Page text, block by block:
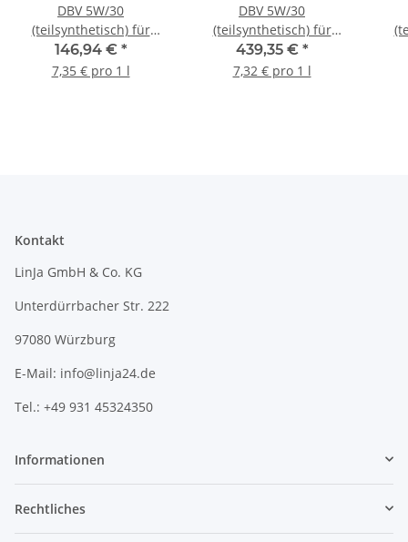
DBV 5W/30
(teilsynthetisch) für
FORD 913D 4 x 5-Liter-
Kanister
146,94 € *
7,35 € pro 1 l
DBV 5W/30
(teilsynthetisch) für
FORD 913D 60-Liter-Fass
439,35 € *
7,32 € pro 1 l
Kontakt
LinJa GmbH & Co. KG
Unterdürrbacher Str. 222
97080 Würzburg
E-Mail: info@linja24.de
Tel.: +49 931 45324350
Informationen
Rechtliches